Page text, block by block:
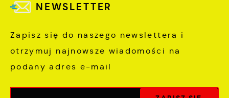
NEWSLETTER
Zapisz się do naszego newslettera i
otrzymuj najnowsze wiadomości na
podany adres e-mail